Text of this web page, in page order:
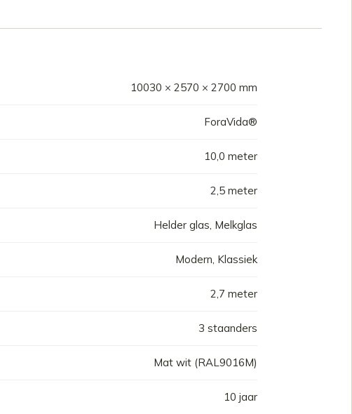
10030 × 2570 × 2700 mm
ForaVida®
10,0 meter
2,5 meter
Helder glas, Melkglas
Modern, Klassiek
2,7 meter
3 staanders
Mat wit (RAL9016M)
10 jaar